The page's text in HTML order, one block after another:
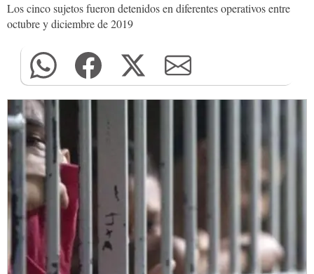
Los cinco sujetos fueron detenidos en diferentes operativos entre
octubre y diciembre de 2019